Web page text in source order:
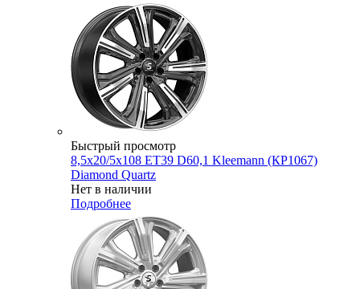
Быстрый просмотр
8,5x20/5x108 ET39 D60,1 Kleemann (КР1067)
Diamond Quartz
Нет в наличии
Подробнее